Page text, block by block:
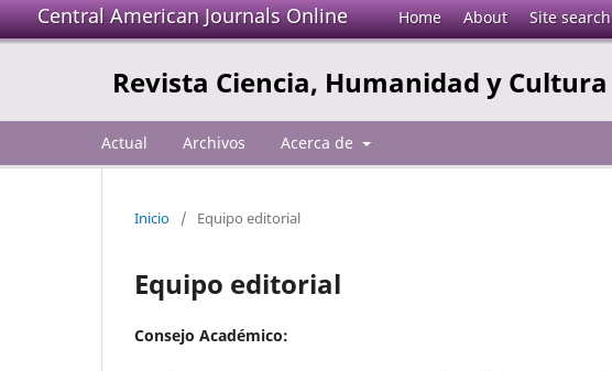
Central American Journals Online Home About Site search
Revista Ciencia, Humanidad y Cultura
Actual Archivos Acerca de
Inicio / Equipo editorial
Equipo editorial
Consejo Académico: